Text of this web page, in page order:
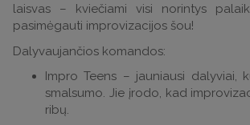
laisvas – kviečiami visi norintys
pasimėgauti improvizacijos šou!
Dalyvaujančios komandos:
Impro Teens – jauniausi dalyviai,
smalsumo. Jie įrodo, kad
ribų.